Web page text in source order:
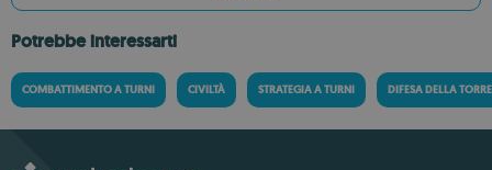
Potrebbe interessarti
COMBATTIMENTO A TURNI CIVILTÀ STRATEGIA A TURNI DIFESA DELLA